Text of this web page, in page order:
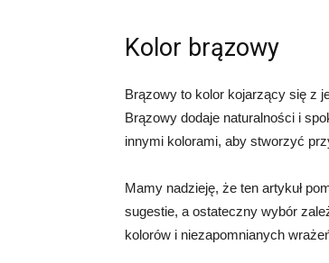
Kolor brązowy
Brązowy to kolor kojarzący się z
Brązowy dodaje naturalności i
innymi kolorami, aby stworzyć
Mamy nadzieję, że ten artykuł
sugestie, a ostateczny wybór
kolorów i niezapomnianych